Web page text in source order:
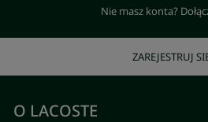
Nie masz konta?
ZAREJESTRUJ
O LACOSTE